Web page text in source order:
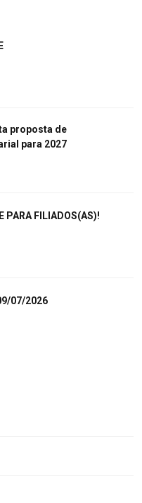
proposta de
para 2027
PARA FILIADOS(AS)!
07/2026